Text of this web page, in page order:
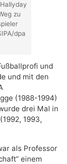
zu
dpa
und
und mit den
(1988-1994)
drei Mal in
1993,
als Professor
einem